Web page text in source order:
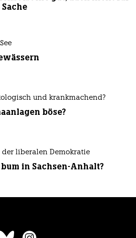
und krankmachend?
böse?
der liberalen Demokratie
in Sachsen-Anhalt?